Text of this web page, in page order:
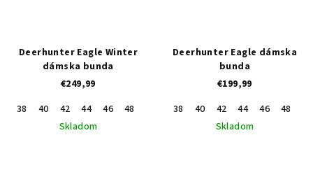
Deerhunter Eagle Winter
dámska bunda
€249,99
38
40 42 44 46 48
Skladom
Deerhunter Eagle dámska
bunda
€199,99
38
40 42 44 46 48
Skladom